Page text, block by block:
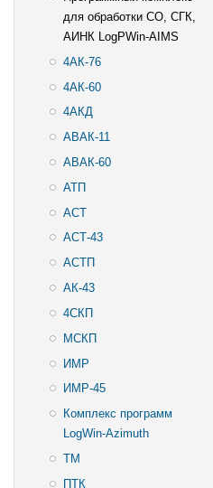
для обработки СО, СГК,
АИНК LogPWin-AIMS
4АК-76
4АК-60
4АКД
АВАК-11
АВАК-60
АТП
АСТ
АСТ-43
АСТП
АК-43
4СКП
МСКП
ИМР
ИМР-45
Комплекс программ
LogWin-Azimuth
ТМ
ПТК